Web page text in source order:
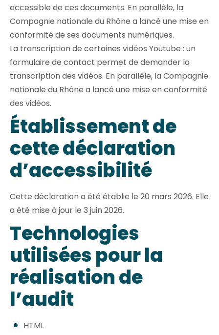
accessible de ces documents. En parallèle, la
Compagnie nationale du Rhône a lancé une mise en
conformité de ses documents numériques.
La transcription de certaines vidéos Youtube : un
formulaire de contact permet de demander la
transcription des vidéos. En parallèle, la Compagnie
nationale du Rhône a lancé une mise en conformité
des vidéos.
Établissement de
cette déclaration
d’accessibilité
Cette déclaration a été établie le 20 mars 2026. Elle
a été mise à jour le 3 juin 2026.
Technologies
utilisées pour la
réalisation de
l’audit
HTML